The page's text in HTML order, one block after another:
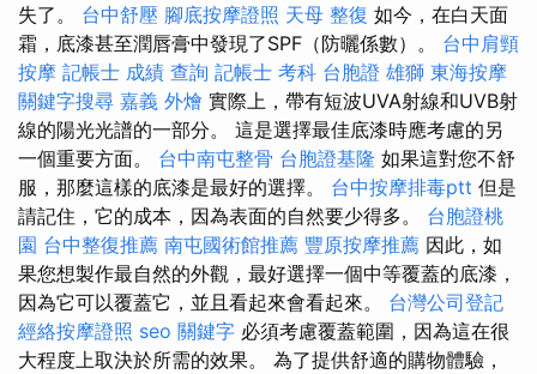
失了。 台中舒壓 腳底按摩證照 天母 整復 如今，在白天面
霜，底漆甚至潤唇膏中發現了SPF（防曬係數）。 台中肩頸
按摩 記帳士 成績 查詢 記帳士 考科 台胞證 雄獅 東海按摩
關鍵字搜尋 嘉義 外燴 實際上，帶有短波UVA射線和UVB射
線的陽光光譜的一部分。 這是選擇最佳底漆時應考慮的另
一個重要方面。 台中南屯整骨 台胞證基隆 如果這對您不舒
服，那麼這樣的底漆是最好的選擇。 台中按摩排毒ptt 但是
請記住，它的成本，因為表面的自然要少得多。 台胞證桃
園 台中整復推薦 南屯國術館推薦 豐原按摩推薦 因此，如
果您想製作最自然的外觀，最好選擇一個中等覆蓋的底漆，
因為它可以覆蓋它，並且看起來會看起來。 台灣公司登記
經絡按摩證照 seo 關鍵字 必須考慮覆蓋範圍，因為這在很
大程度上取決於所需的效果。 為了提供舒適的購物體驗，